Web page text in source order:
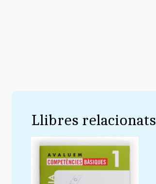
Llibres relacionats